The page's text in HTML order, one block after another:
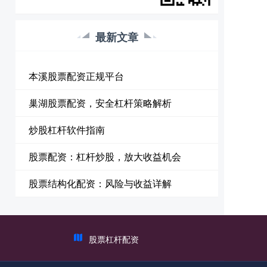
最新文章
本溪股票配资正规平台
巢湖股票配资，安全杠杆策略解析
炒股杠杆软件指南
股票配资：杠杆炒股，放大收益机会
股票结构化配资：风险与收益详解
股票杠杆配资